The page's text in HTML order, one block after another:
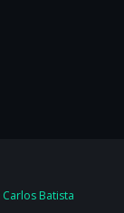
Carlos Batista